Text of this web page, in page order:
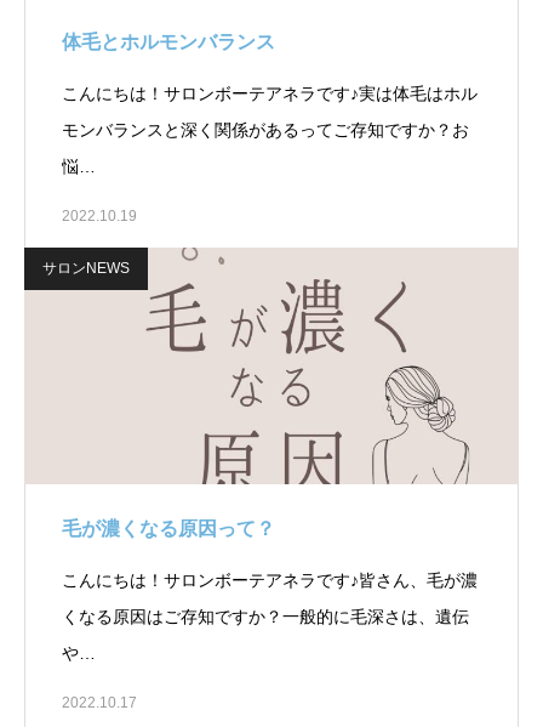
体毛とホルモンバランス
こんにちは！サロンボーテアネラです♪実は体毛はホル
モンバランスと深く関係があるってご存知ですか？お
悩…
2022.10.19
サロンNEWS
毛が濃くなる原因って？
こんにちは！サロンボーテアネラです♪皆さん、毛が濃
くなる原因はご存知ですか？一般的に毛深さは、遺伝
や…
2022.10.17